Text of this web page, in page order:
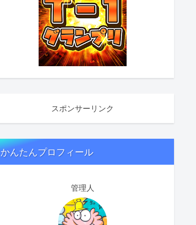
スポンサーリンク
かんたんプロフィール
管理人